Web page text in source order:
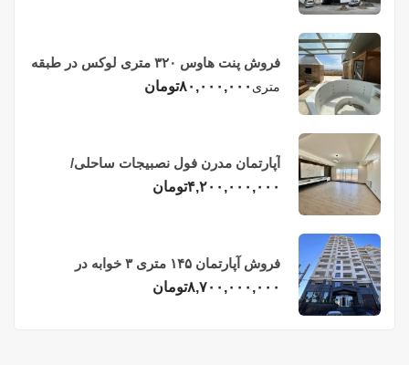
فروش پنت هاوس ۳۲۰ متری لوکس در طبقه
چهاردهم فریدونکنار
متری ۸۰,۰۰۰,۰۰۰تومان
آپارتمان مدرن فول نصبیجات ساحلی/
فریدونکنار
۴,۲۰۰,۰۰۰,۰۰۰تومان
فروش آپارتمان ۱۴۵ متری ۳ خوابه در
فریدونکنار
۸,۷۰۰,۰۰۰,۰۰۰تومان